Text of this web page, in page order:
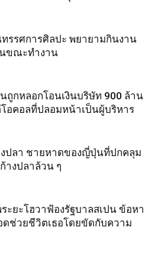
รรศการศิลปะ พยายามกินงาน
ขณะทำงาน
ถูกหลอกโอนเงินบริษัท 900 ล้าน
อคอลที่ปลอมหน้าเป็นผู้บริหาร
ปลา ชายหาดของญี่ปุ่นที่ปกคลุม
างปลาล้วน ๆ
ะยะโฮวาฟ้องรัฐบาลสเปน ข้อหา
ดช่วยชีวิตเธอโดยขัดกับความ